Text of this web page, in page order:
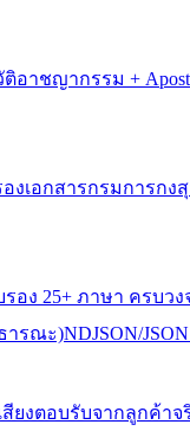
อาชญากรรม +
องเอกสารกรมการกง
รอง 25+ ภาษา ครบวง
ธารณะ)NDJSON/
สียงตอบรับจากลูกค้าจ